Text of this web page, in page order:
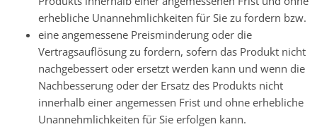
erhebliche Unannehmlichkeiten für Sie zu fordern bzw.
eine angemessene Preisminderung oder die
Vertragsauflösung zu fordern, sofern das Produkt nicht
nachgebessert oder ersetzt werden kann und wenn die
Nachbesserung oder der Ersatz des Produkts nicht
innerhalb einer angemessen Frist und ohne erhebliche
Unannehmlichkeiten für Sie erfolgen kann.